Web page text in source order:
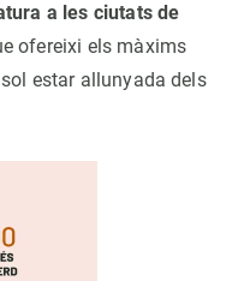
a les ciutats de
ofereixi els màxims
estar allunyada dels